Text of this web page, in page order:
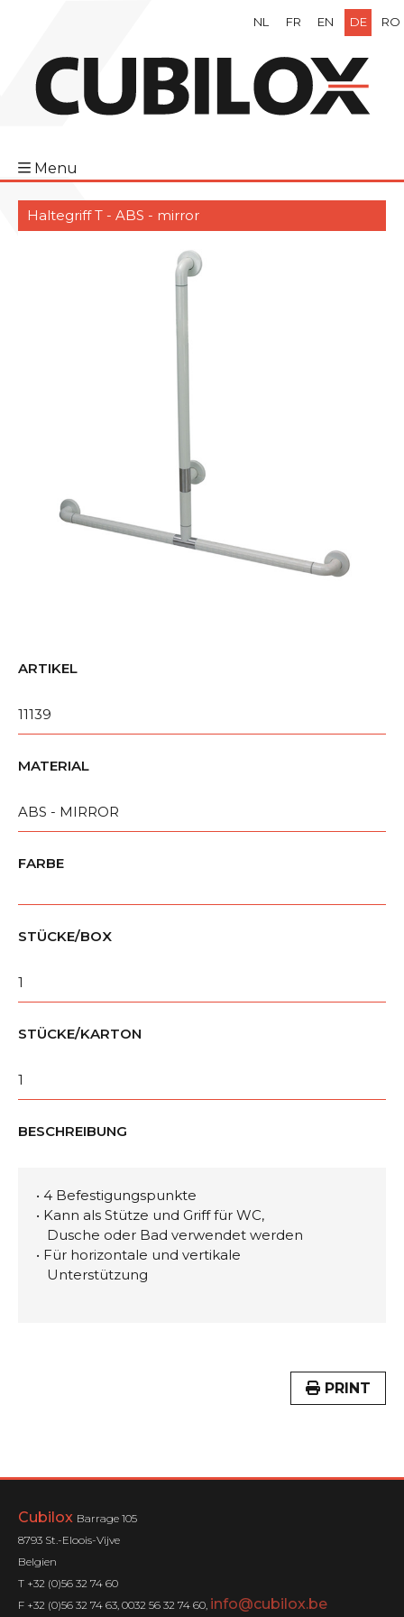
NL FR EN DE RO
Menu
Haltegriff T - ABS - mirror
ARTIKEL
11139
MATERIAL
ABS - MIRROR
FARBE
STÜCKE/BOX
1
STÜCKE/KARTON
1
BESCHREIBUNG
• 4 Befestigungspunkte
• Kann als Stütze und Griff für WC,
Dusche oder Bad verwendet werden
• Für horizontale und vertikale
Unterstützung
PRINT
Cubilox Barrage 105
8793 St.-Eloois-Vijve
Belgien
T +32 (0)56 32 74 60
F +32 (0)56 32 74 63, 0032 56 32 74 60, info@cubilox.be